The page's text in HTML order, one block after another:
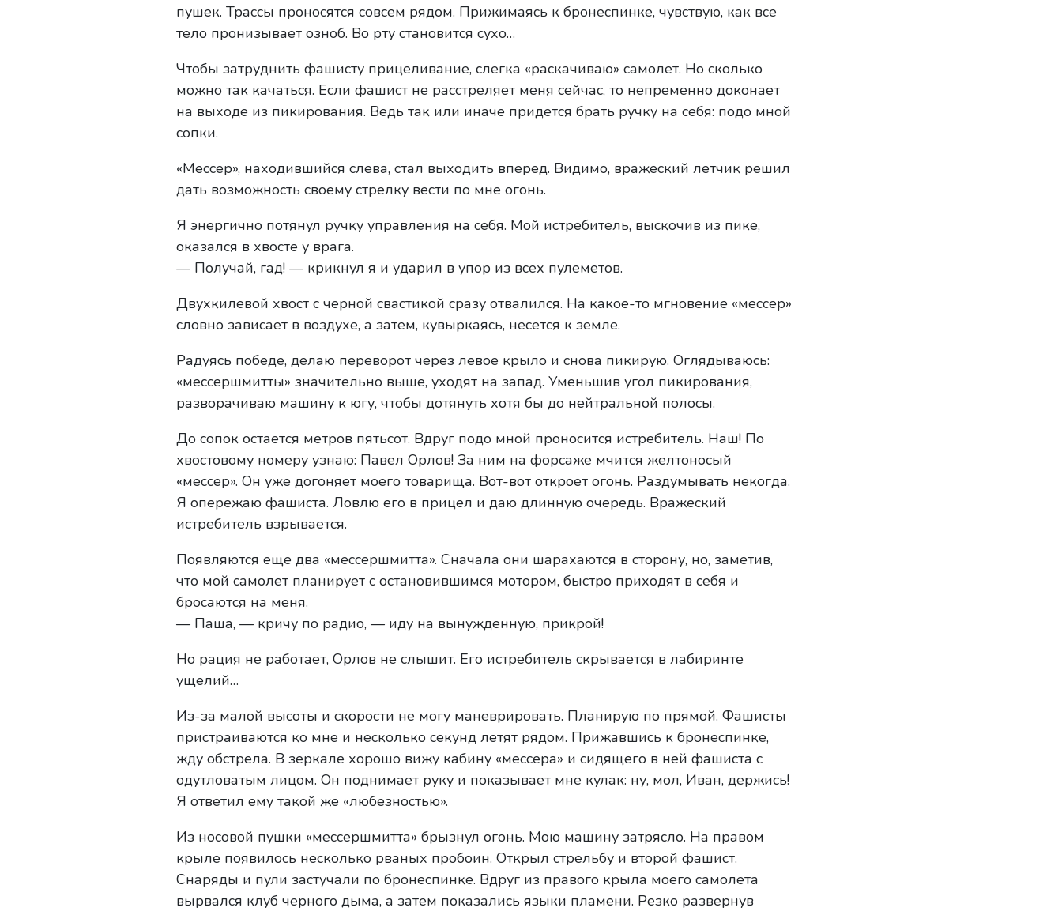
пушек. Трассы проносятся совсем рядом. Прижимаясь к бронеспинке, чувствую, как все
тело пронизывает озноб. Во рту становится сухо…
Чтобы затруднить фашисту прицеливание, слегка «раскачиваю» самолет. Но сколько
можно так качаться. Если фашист не расстреляет меня сейчас, то непременно доконает
на выходе из пикирования. Ведь так или иначе придется брать ручку на себя: подо мной
сопки.
«Meccep», находившийся слева, стал выходить вперед. Видимо, вражеский летчик решил
дать возможность своему стрелку вести по мне огонь.
Я энергично потянул ручку управления на себя. Мой истребитель, выскочив из пике,
оказался в хвосте у врага.
— Получай, гад! — крикнул я и ударил в упор из всех пулеметов.
Двухкилевой хвост с черной свастикой сразу отвалился. На какое-то мгновение «мессер»
словно зависает в воздухе, а затем, кувыркаясь, несется к земле.
Радуясь победе, делаю переворот через левое крыло и снова пикирую. Оглядываюсь:
«мессершмитты» значительно выше, уходят на запад. Уменьшив угол пикирования,
разворачиваю машину к югу, чтобы дотянуть хотя бы до нейтральной полосы.
До сопок остается метров пятьсот. Вдруг подо мной проносится истребитель. Наш! По
хвостовому номеру узнаю: Павел Орлов! За ним на форсаже мчится желтоносый
«мессер». Он уже догоняет моего товарища. Вот-вот откроет огонь. Раздумывать некогда.
Я опережаю фашиста. Ловлю его в прицел и даю длинную очередь. Вражеский
истребитель взрывается.
Появляются еще два «мессершмитта». Сначала они шарахаются в сторону, но, заметив,
что мой самолет планирует с остановившимся мотором, быстро приходят в себя и
бросаются на меня.
— Паша, — кричу по радио, — иду на вынужденную, прикрой!
Но рация не работает, Орлов не слышит. Его истребитель скрывается в лабиринте
ущелий…
Из-за малой высоты и скорости не могу маневрировать. Планирую по прямой. Фашисты
пристраиваются ко мне и несколько секунд летят рядом. Прижавшись к бронеспинке,
жду обстрела. В зеркале хорошо вижу кабину «мессера» и сидящего в ней фашиста с
одутловатым лицом. Он поднимает руку и показывает мне кулак: ну, мол, Иван, держись!
Я ответил ему такой же «любезностью».
Из носовой пушки «мессершмитта» брызнул огонь. Мою машину затрясло. На правом
крыле появилось несколько рваных пробоин. Открыл стрельбу и второй фашист.
Снаряды и пули застучали по бронеспинке. Вдруг из правого крыла моего самолета
вырвался клуб черного дыма, а затем показались языки пламени. Резко развернув